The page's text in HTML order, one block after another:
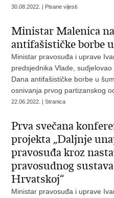
30.08.2022. | Pisane vijesti
Ministar Malenica
antifašističke borbe
Ministar pravosuđa i uprave
predsjednika Vlade,
Dana antifašističke borbe u
osnivanja prvog partizanskog
22.06.2022. | Stranica
Prva svečana
projekta „Daljnje
pravosuđa kroz
pravosudnog
Hrvatskoj“
Ministar pravosuđa i uprave